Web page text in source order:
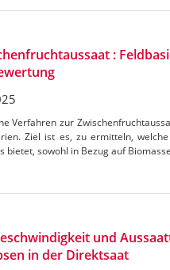
:
Verfahren zur
Ziel ist es, zu ermitteln,
bietet, sowohl in Bezug auf
und
in der Direktsaat